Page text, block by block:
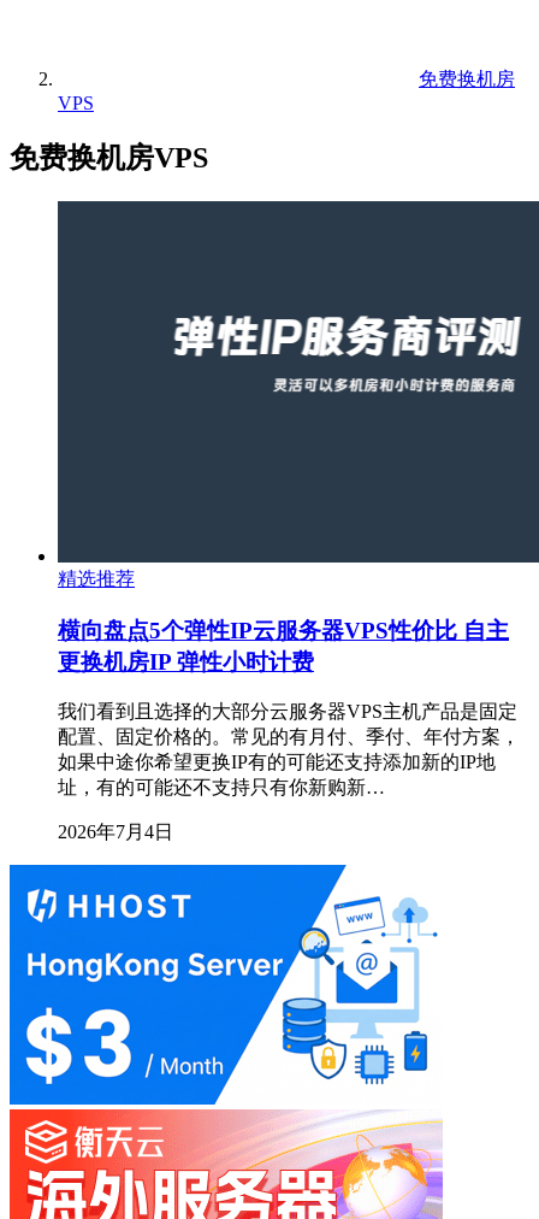
免费换机房
VPS
免费换机房VPS
精选推荐
横向盘点5个弹性IP云服务器VPS性价比 自主
更换机房IP 弹性小时计费
我们看到且选择的大部分云服务器VPS主机产品是固定
配置、固定价格的。常见的有月付、季付、年付方案，
如果中途你希望更换IP有的可能还支持添加新的IP地
址，有的可能还不支持只有你新购新…
2026年7月4日